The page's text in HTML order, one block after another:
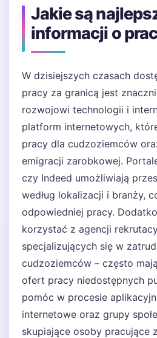
Jakie są
informacji o
W dzisiejszych czasach
pracy za granicą jest
rozwojowi technologii i
platform internetowych,
pracy dla cudzoziemców
emigracji zarobkowej.
czy Indeed umożliwiają
według lokalizacji i branży,
odpowiedniej pracy.
korzystać z agencji
specjalizujących się w
cudzoziemców – często
ofert pracy niedostępnych
pomóc w procesie
internetowe oraz grupy
skupiające osoby pracujące